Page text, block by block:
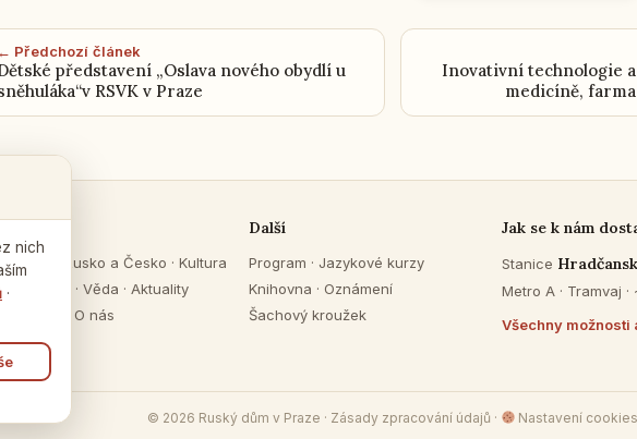
← Předchozí článek
představení „Oslava nového obydlí u
RSVK v Praze
Inovativní technologie
medicíně,
O Rusku Rusko a Česko · Kultura
· Věda · Aktuality
O nás
Další
Program · Jazykové kurzy
Knihovna · Oznámení
Šachový kroužek
Jak se k nám
Stanice
Metro A · Tramvaj
Všechny
© 2026 Ruský dům v Praze · Zásady zpracování údajů · Nastavení
nich
·